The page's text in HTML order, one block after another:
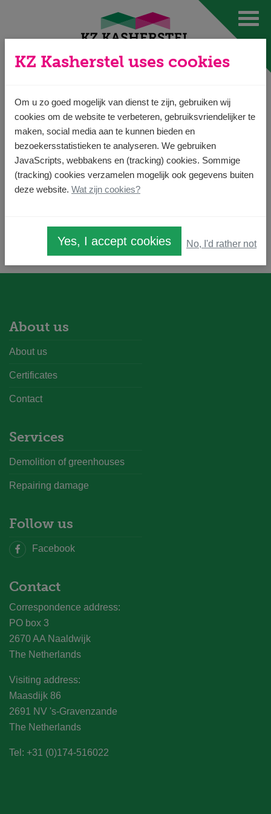
Search
About us
About us
Certificates
Contact
Services
Demolition of greenhouses
Repairing damage
Follow us
Facebook
Contact
Correspondence address:
PO box 3
2670 AA Naaldwijk
The Netherlands
Visiting address:
Maasdijk 86
2691 NV 's-Gravenzande
The Netherlands
Tel: +31 (0)174-516022
KZ Kasherstel uses cookies
Om u zo goed mogelijk van dienst te zijn, gebruiken wij
cookies om de website te verbeteren, gebruiksvriendelijker te
maken, social media aan te kunnen bieden en
bezoekersstatistieken te analyseren. We gebruiken
JavaScripts, webbakens en (tracking) cookies. Sommige
(tracking) cookies verzamelen mogelijk ook gegevens buiten
deze website. Wat zijn cookies?
Yes, I accept cookies No, I'd rather not